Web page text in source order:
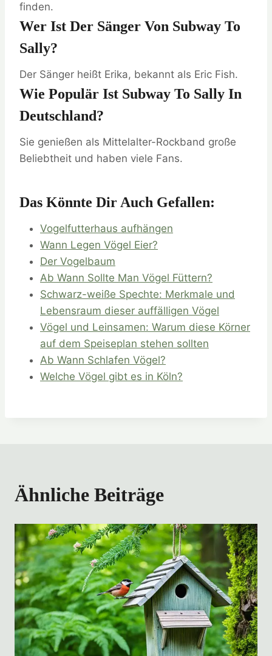
finden.
Wer Ist Der Sänger Von Subway To
Sally?
Der Sänger heißt Erika, bekannt als Eric Fish.
Wie Populär Ist Subway To Sally In
Deutschland?
Sie genießen als Mittelalter-Rockband große
Beliebtheit und haben viele Fans.
Das Könnte Dir Auch Gefallen:
Vogelfutterhaus aufhängen
Wann Legen Vögel Eier?
Der Vogelbaum
Ab Wann Sollte Man Vögel Füttern?
Schwarz-weiße Spechte: Merkmale und
Lebensraum dieser auffälligen Vögel
Vögel und Leinsamen: Warum diese Körner
auf dem Speiseplan stehen sollten
Ab Wann Schlafen Vögel?
Welche Vögel gibt es in Köln?
Ähnliche Beiträge